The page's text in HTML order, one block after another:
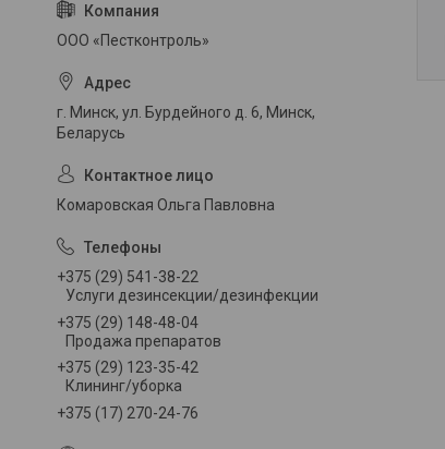
ООО «Пестконтроль»
г. Минск, ул. Бурдейного д. 6, Минск,
Беларусь
Комаровская Ольга Павловна
+375 (29) 541-38-22
Услуги дезинсекции/дезинфекции
+375 (29) 148-48-04
Продажа препаратов
+375 (29) 123-35-42
Клининг/уборка
+375 (17) 270-24-76